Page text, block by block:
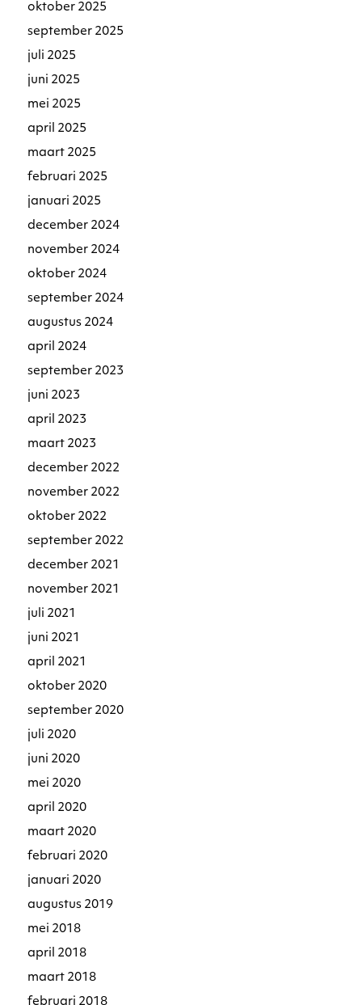
oktober 2025
september 2025
juli 2025
juni 2025
mei 2025
april 2025
maart 2025
februari 2025
januari 2025
december 2024
november 2024
oktober 2024
september 2024
augustus 2024
april 2024
september 2023
juni 2023
april 2023
maart 2023
december 2022
november 2022
oktober 2022
september 2022
december 2021
november 2021
juli 2021
juni 2021
april 2021
oktober 2020
september 2020
juli 2020
juni 2020
mei 2020
april 2020
maart 2020
februari 2020
januari 2020
augustus 2019
mei 2018
april 2018
maart 2018
februari 2018